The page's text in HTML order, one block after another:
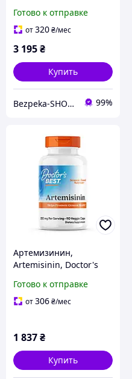
системи
відеоспостереження
Готово к отправке
от320₴/мес
3 195₴
Купить
Bezpeka-SHOP (Гипермаркет по БЕЗОПАСНОСТИ) 99%
Артемизинин,
Artemisinin, Doctor's
Готово к отправке
от306₴/мес
1 837₴
Купить